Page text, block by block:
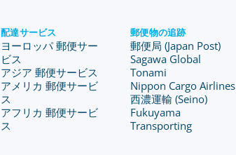
配達サービス
ヨーロッパ 郵便サー
ビス
アジア 郵便サービス
アメリカ 郵便サービ
ス
アフリカ 郵便サービ
ス
郵便物の追跡
郵便局 (Japan Post)
Sagawa Global
Tonami
Nippon Cargo Airlines
西濃運輸 (Seino)
Fukuyama
Transporting